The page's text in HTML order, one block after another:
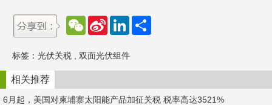
W
e
a
t
S
W
e
b
o
L
e
d
n
标签： 光伏关税 双面光伏组件
相关推荐
6月起，美国对柬埔寨太阳能产品加征关税 税率高达3521%